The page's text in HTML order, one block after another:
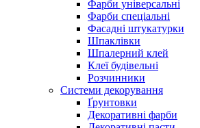
Фарби універсальні
Фарби спеціальні
Фасадні штукатурки
Шпаклівки
Шпалерний клей
Клеї будівельні
Розчинники
Системи декорування
Ґрунтовки
Декоративні фарби